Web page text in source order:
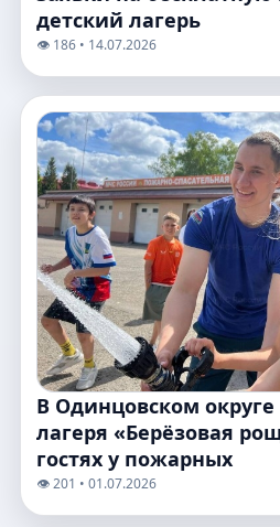
детский лагерь
👁️ 186 • 14.07.2026
В Одинцовском
лагеря «Берёзовая
гостях у пожарных
👁️ 201 • 01.07.2026